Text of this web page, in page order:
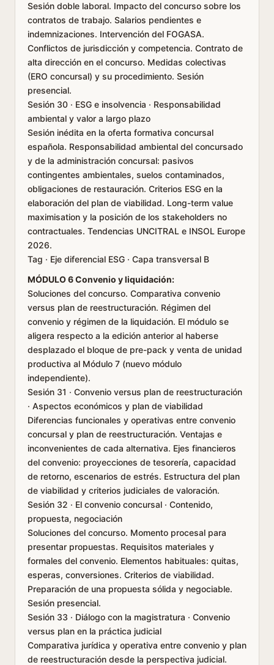
Sesión doble laboral. Impacto del concurso sobre los
contratos de trabajo. Salarios pendientes e
indemnizaciones. Intervención del FOGASA.
Conflictos de jurisdicción y competencia. Contrato de
alta dirección en el concurso. Medidas colectivas
(ERO concursal) y su procedimiento. Sesión
presencial.
Sesión 30 · ESG e insolvencia · Responsabilidad
ambiental y valor a largo plazo
Sesión inédita en la oferta formativa concursal
española. Responsabilidad ambiental del concursado
y de la administración concursal: pasivos
contingentes ambientales, suelos contaminados,
obligaciones de restauración. Criterios ESG en la
elaboración del plan de viabilidad. Long-term value
maximisation y la posición de los stakeholders no
contractuales. Tendencias UNCITRAL e INSOL Europe
2026.
Tag · Eje diferencial ESG · Capa transversal B
MÓDULO 6 Convenio y liquidación:
Soluciones del concurso. Comparativa convenio
versus plan de reestructuración. Régimen del
convenio y régimen de la liquidación. El módulo se
aligera respecto a la edición anterior al haberse
desplazado el bloque de pre-pack y venta de unidad
productiva al Módulo 7 (nuevo módulo
independiente).
Sesión 31 · Convenio versus plan de reestructuración
· Aspectos económicos y plan de viabilidad
Diferencias funcionales y operativas entre convenio
concursal y plan de reestructuración. Ventajas e
inconvenientes de cada alternativa. Ejes financieros
del convenio: proyecciones de tesorería, capacidad
de retorno, escenarios de estrés. Estructura del plan
de viabilidad y criterios judiciales de valoración.
Sesión 32 · El convenio concursal · Contenido,
propuesta, negociación
Soluciones del concurso. Momento procesal para
presentar propuestas. Requisitos materiales y
formales del convenio. Elementos habituales: quitas,
esperas, conversiones. Criterios de viabilidad.
Preparación de una propuesta sólida y negociable.
Sesión presencial.
Sesión 33 · Diálogo con la magistratura · Convenio
versus plan en la práctica judicial
Comparativa jurídica y operativa entre convenio y plan
de reestructuración desde la perspectiva judicial.